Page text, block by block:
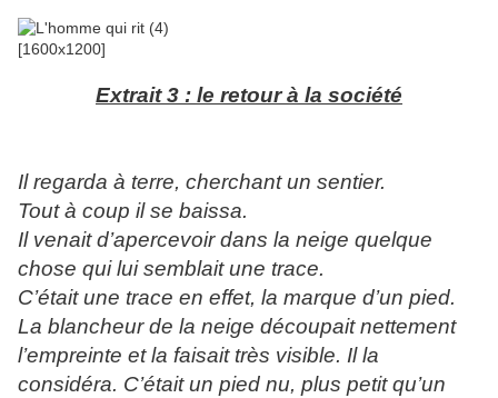
Extrait 3 : le retour à la société
Il regarda à terre, cherchant un sentier.
Tout à coup il se baissa.
Il venait d’apercevoir dans la neige quelque
chose qui lui semblait une trace.
C’était une trace en effet, la marque d’un pied.
La blancheur de la neige découpait nettement
l’empreinte et la faisait très visible. Il la
considéra. C’était un pied nu, plus petit qu’un